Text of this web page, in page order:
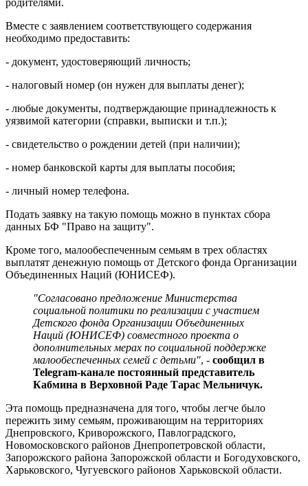
Вместе с заявлением соответствующего содержания
необходимо предоставить:
- документ, удостоверяющий личность;
- налоговый номер (он нужен для выплаты денег);
- любые документы, подтверждающие принадлежность к
уязвимой категории (справки, выписки и т.п.);
- свидетельство о рождении детей (при наличии);
- номер банковской карты для выплаты пособия;
- личный номер телефона.
Подать заявку на такую помощь можно в пунктах сбора
данных БФ "Право на защиту".
Кроме того, малообеспеченным семьям в трех областях
выплатят денежную помощь от Детского фонда Организации
Объединенных Наций (ЮНИСЕФ).
"Согласовано предложение Министерства
социальной политики по реализации с участием
Детского фонда Организации Объединенных
Наций (ЮНИСЕФ) совместного проекта о
дополнительных мерах по социальной поддержке
малообеспеченных семей с детьми", - сообщил в
Telegram-канале постоянный представитель
Кабмина в Верховной Раде Тарас Мельничук.
Эта помощь предназначена для того, чтобы легче было
пережить зиму семьям, проживающим на территориях
Днепровского, Криворожского, Павлоградского,
Новомосковского районов Днепропетровской области,
Запорожского района Запорожской области и Богодуховского,
Харьковского, Чугуевского районов Харьковской области.